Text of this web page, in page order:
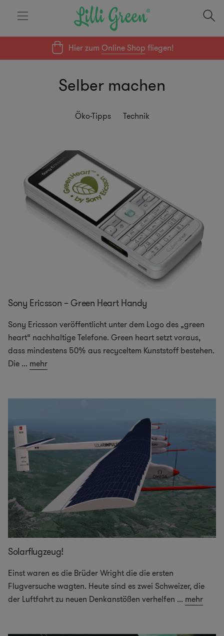
Hier zumOnline Shop fliegen!
Selber machen
Öko-Tipps Technik
Sony Ericsson – Green Heart Handy
Sony Ericsson veröffentlicht unter dem Logo des „green
heart“ nachhaltige Telefone. Green heart setzt voraus,
dass mindestens 50% aus recyceltem Kunststoff bestehen.
Die ... mehr
Solarflugzeug!
Einst waren es die Brüder Wright die die ersten
Flugversuche wagten. Heute sind es zwei Schweizer, die
der Luftfahrt zu neuen Denkanstößen verhelfen ... mehr